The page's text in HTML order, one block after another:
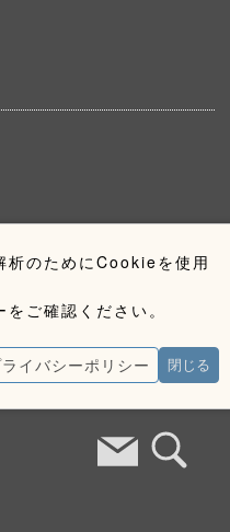
析のためにCookieを使用
ご確認ください。
イバシーポリシー 閉じる